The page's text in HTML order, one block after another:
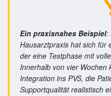
Ein praxisnahes Beispiel:
Hausarztpraxis hat sich für
der eine Testphase mit
Innerhalb von vier Wochen
Integration ins PVS, die
Supportqualität realistisch